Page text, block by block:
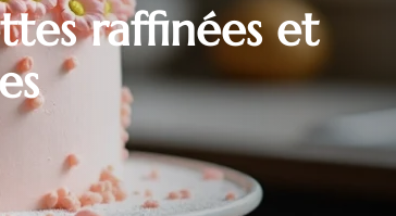
raffinées et